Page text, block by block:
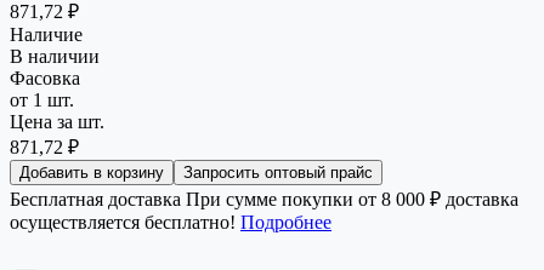
871,72 ₽
Наличие
В наличии
Фасовка
от 1 шт.
Цена за шт.
871,72 ₽
Добавить в корзину Запросить оптовый прайс
Бесплатная доставка При сумме покупки от 8 000 ₽ доставка
осуществляется бесплатно! Подробнее